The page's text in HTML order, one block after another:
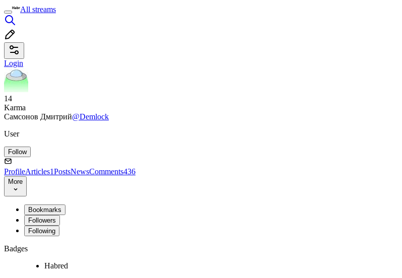
All streams
Login
14
Karma
Самсонов Дмитрий@Demlock
User
Follow
ProfileArticles1PostsNewsComments436
More
Bookmarks
Followers
Following
Badges
Habred